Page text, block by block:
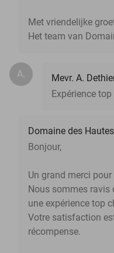
Met vriendelijke
Het team van
A.
Mevr. A.
Expérience top
Domaine des
Bonjour,
Un grand merci
Nous sommes ravis
une expérience top
Votre satisfaction
récompense.